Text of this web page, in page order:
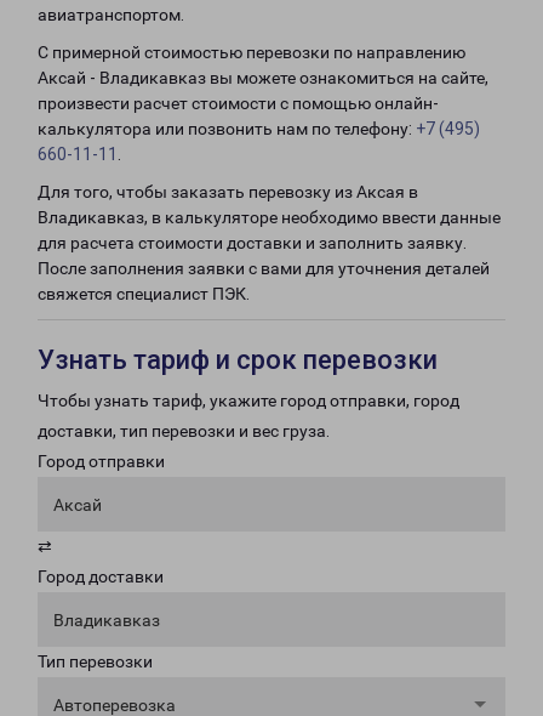
авиатранспортом.
С примерной стоимостью перевозки по направлению
Аксай - Владикавказ вы можете ознакомиться на сайте,
произвести расчет стоимости с помощью онлайн-
калькулятора или позвонить нам по телефону: +7 (495)
660-11-11
Для того, чтобы заказать перевозку из Аксая в
Владикавказ, в калькуляторе необходимо ввести данные
для расчета стоимости доставки и заполнить заявку.
После заполнения заявки с вами для уточнения деталей
свяжется специалист ПЭК.
Узнать тариф и срок перевозки
Чтобы узнать тариф, укажите город отправки, город
доставки, тип перевозки и вес груза.
Город отправки
Аксай
⇄
Город доставки
Владикавказ
Тип перевозки
Автоперевозка